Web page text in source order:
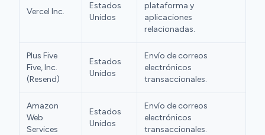
Vercel Inc.
Estados
Unidos
plataforma y
aplicaciones
relacionadas.
Plus Five
Five, Inc.
(Resend)
Estados
Unidos
Envío de correos
electrónicos
transaccionales.
Amazon
Web
Services
Estados
Unidos
Envío de correos
electrónicos
transaccionales.